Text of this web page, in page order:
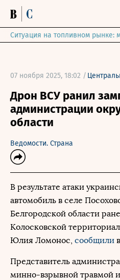
Ситуация на топливном рынке:
07 ноября 2025, 18:02 /
Дрон ВСУ ранил
администрации
области
Ведомости. Страна
В результате атаки
автомобиль в селе
Белгородской области
Колосковской
Юлия Ломонос, сообщили
Представитель
минно-взрывной травмой